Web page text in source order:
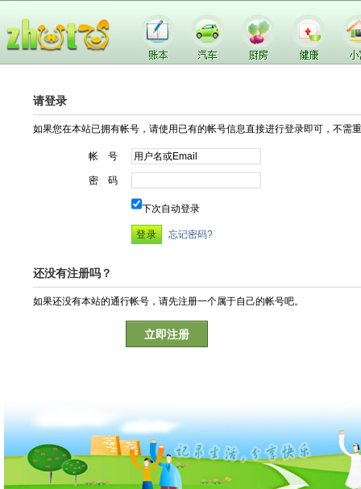
请登录
如果您在本站已拥有帐号，请使用已有的帐号信息直接进行登录即可，不需
帐 号
密 码
下次自动登录
忘记密码?
还没有注册吗？
如果还没有本站的通行帐号，请先注册一个属于自己的帐号吧。
立即注册